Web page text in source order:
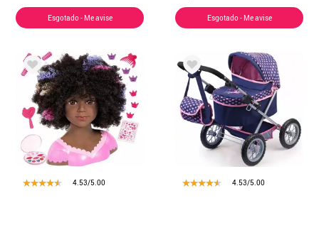
Esgotado - Me avise Esgotado - Me avise
4.53/5.00 4.53/5.00